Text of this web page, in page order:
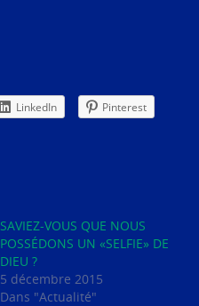
LinkedIn
Pinterest
SAVIEZ-VOUS QUE NOUS
POSSÉDONS UN «SELFIE» DE
DIEU ?
5 décembre 2015
Dans "Actualité"